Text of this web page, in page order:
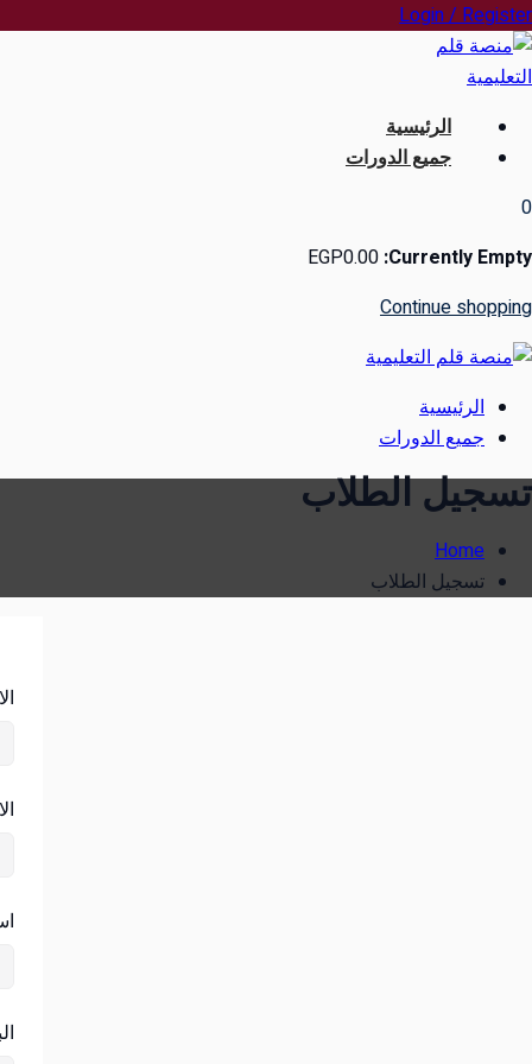
Skip
to
content
Login / Register
الرئيسية
جميع الدورات
0
Currently Empty:
EGP0.00
Continue shopping
الرئيسية
جميع الدورات
تسجيل الطلاب
Home
تسجيل الطلاب